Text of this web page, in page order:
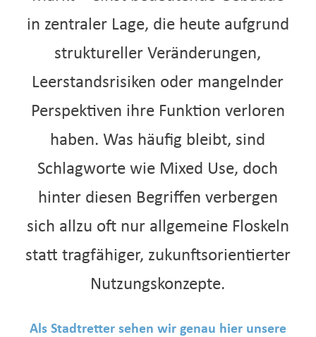
in zentraler Lage, die heute aufgrund
struktureller Veränderungen,
Leerstandsrisiken oder mangelnder
Perspektiven ihre Funktion verloren
haben. Was häufig bleibt, sind
Schlagworte wie Mixed Use, doch
hinter diesen Begriffen verbergen
sich allzu oft nur allgemeine Floskeln
statt tragfähiger, zukunftsorientierter
Nutzungskonzepte.
Als Stadtretter sehen wir genau hier unsere